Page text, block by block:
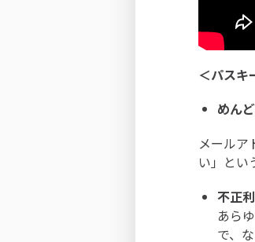
＜パスキ
めん
メールア
い」とい
不正
あら
で、